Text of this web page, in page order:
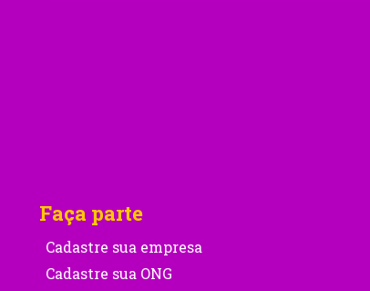
Faça parte
Cadastre sua empresa
Cadastre sua ONG